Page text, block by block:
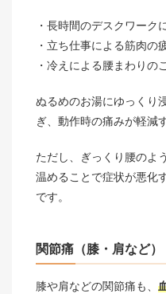
長時間のデスクワーク
立ち仕事による筋肉の
冷えによる腰まわりの
ぬるめのお湯にゆっくり
ぎ、動作時の痛みが軽減
ただし、ぎっくり腰のよ
温めることで症状が悪化
です。
関節痛（膝・肩など）
膝や肩などの関節痛も、